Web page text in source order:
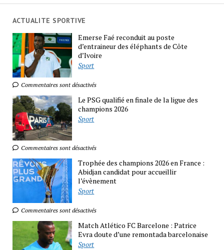
ACTUALITE SPORTIVE
Emerse Faé reconduit au poste
d’entraineur des éléphants de Côte
d’Ivoire
Sport
Commentaires sont désactivés
Le PSG qualifié en finale de la ligue des
champions 2026
Sport
Commentaires sont désactivés
Trophée des champions 2026 en France :
Abidjan candidat pour accueillir
l’évènement
Sport
Commentaires sont désactivés
Match Atlético FC Barcelone : Patrice
Evra doute d’une remontada barcelonaise
Sport